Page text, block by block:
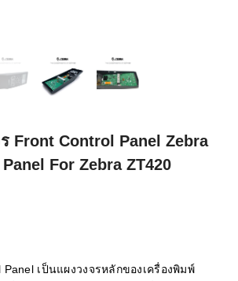
Front Control Panel Zebra
For Zebra ZT420
เป็นแผงวงจรหลักของเครื่องพิมพ์